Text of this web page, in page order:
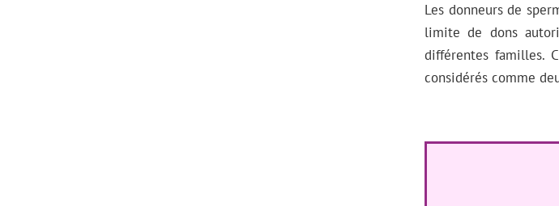
Les donneurs de
limite de dons
différentes familles.
considérés comme